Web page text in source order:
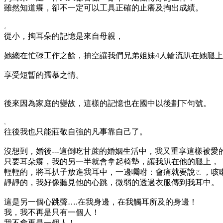
雖然知道癢，卻不一定可以工具正確的止癢及掏出成績。
<
從小，掏耳朵的記憶是來自母親，
她總在忙碌工作之餘，抽空讓我們兄弟姐妹4人輪流趴在她腿上
享受短暫的孺慕之情。
後來因為家庭的變故，這樣的記憶也在國中以後劃下句號。
<
往後我也只能莊敬自強的凡事靠自己了。
沒想到，婚後---這倒吃甘蔗的婚姻生活中，我又重享這樣被愛
只要耳朵癢，我的另一半就會拿起椅墊，讓我趴在他的腿上，
輕輕的，將耳扒子放進我耳中，一邊囑咐：會痛就要說ㄛ，咳
靜靜的，我好像聽見他的心跳，微弱的透過衣服傳到我耳中。
這是另一個心跳聲….在我身邊，在我觸耳所及的身邊！
我，我不再是只有一個人！